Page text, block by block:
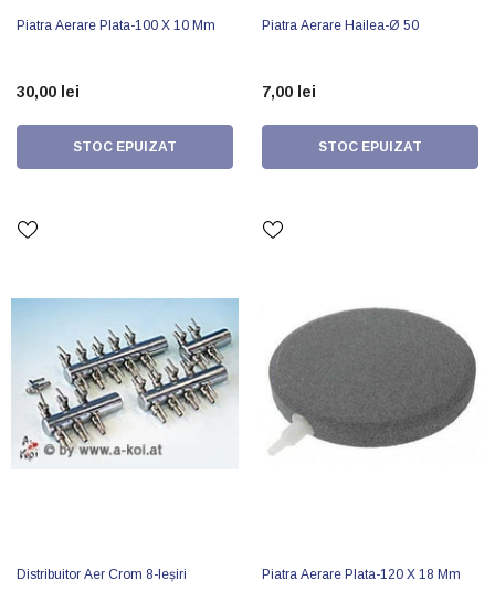
Piatra Aerare Plata-100 X 10 Mm
30,00 lei
STOC EPUIZAT
Piatra Aerare Hailea-Ø 50
7,00 lei
STOC EPUIZAT
Distribuitor Aer Crom 8-Ieșiri Piatra Aerare Plata-120 X 18 Mm